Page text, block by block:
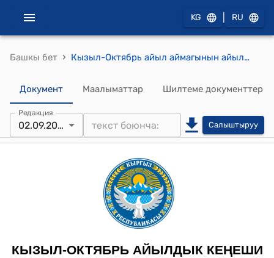
KG RU
Башкы бет › Кызыл-Октябрь айыл аймагынын айылдык кеңешинин 2025-жылдын 2-сентябры № 55 Бостон каналын айыл өкмөтүнүн баланстык эсебине алуу жөнүндө токтому
Документ Маалыматтар Шилтеме документтер
Редакция
02.09.2025 Салыштыруу